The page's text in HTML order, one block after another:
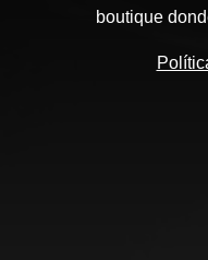
boutique